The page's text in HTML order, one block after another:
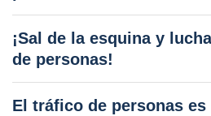
¡Sal de la esquina y
de personas!
El tráfico de personas